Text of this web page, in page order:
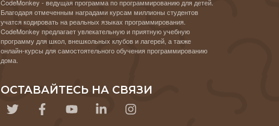
CodeMonkey - ведущая программа по программированию для детей.
Благодаря отмеченным наградами курсам миллионы студентов
учатся кодировать на реальных языках программирования.
CodeMonkey предлагает увлекательную и приятную учебную
программу для школ, внешкольных клубов и лагерей, а также
онлайн-курсы для самостоятельного обучения программированию
дома.
ОСТАВАЙТЕСЬ НА СВЯЗИ